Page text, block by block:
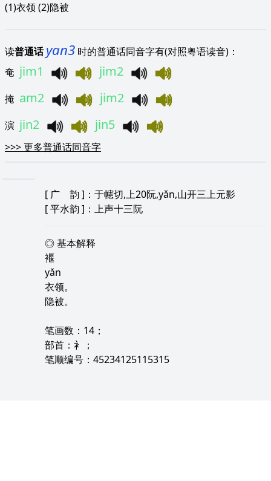
(1)衣领 (2)隐被
读普通话 yan3 时的普通话同音字有(对照粤语读音)：
奄 jim1 jim2
掩 am2 jim2
演 jin2 jin5
>>>更多普通话同音字
[ 广 韵 ]：于幰切,上20阮,yǎn,山开三上元影
[平水韵 ]：上声十三阮
◎ 基本解释
褗
yǎn
衣领。
隐被。
笔画数：14；
部首：衤；
笔顺编号：45234125115315